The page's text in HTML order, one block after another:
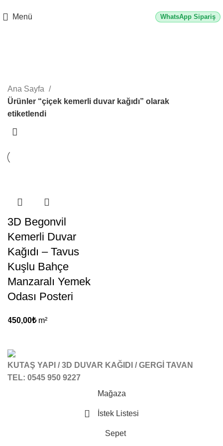
Menü WhatsApp Sipariş
Kategoriler
Ana Sayfa
Ürünler “çiçek kemerli duvar kağıdı” olarak
etiketlendi
3D Begonvil
Kemerli Duvar
Kağıdı – Tavus
Kuşlu Bahçe
Manzaralı Yemek
Odası Posteri
450,00₺m²
KUTAŞ YAPI / 3D DUVAR KAĞIDI / GERGİ TAVAN
TEL: 0545 950 9227
Mağaza
İstek Listesi
Sepet